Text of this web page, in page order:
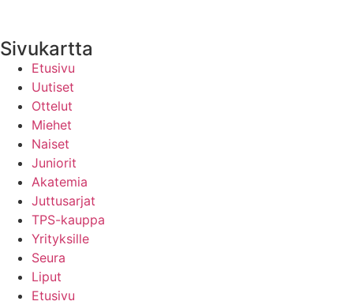
Sivukartta
Etusivu
Uutiset
Ottelut
Miehet
Naiset
Juniorit
Akatemia
Juttusarjat
TPS-kauppa
Yrityksille
Seura
Liput
Etusivu